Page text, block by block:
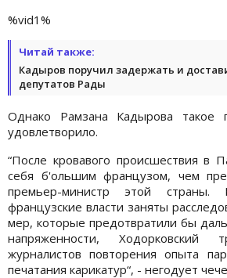
%vid1%
Читай также:
Кадыров поручил задержать и
депутатов Рады
Однако Рамзана Кадырова такое
удовлетворило.
“После кровавого происшествия в
себя б'oльшим французом, чем
премьер-министр этой
французские власти заняты
мер, которые предотвратили бы
напряженности,
журналистов повторения опыта
печатания карикатур“, - негодует